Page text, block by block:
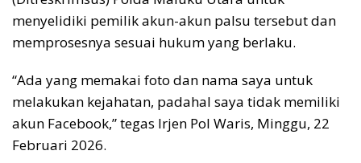
menyelidiki pemilik akun-akun palsu tersebut dan
memprosesnya sesuai hukum yang berlaku.
“Ada yang memakai foto dan nama saya untuk
melakukan kejahatan, padahal saya tidak memiliki
akun Facebook,” tegas Irjen Pol Waris, Minggu, 22
Februari 2026.